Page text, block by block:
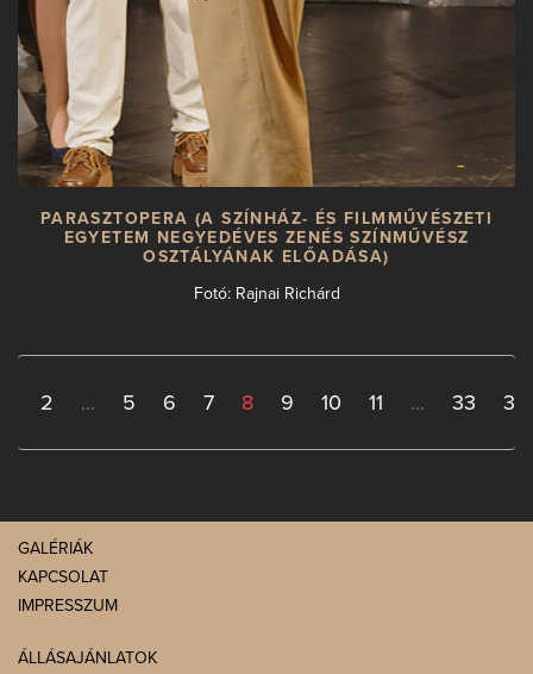
PARASZTOPERA (A SZÍNHÁZ- ÉS FILMMŰVÉSZETI
EGYETEM NEGYEDÉVES ZENÉS SZÍNMŰVÉSZ
OSZTÁLYÁNAK ELŐADÁSA)
Fotó: Rajnai Richárd
2 ... 5 6 7 8 9 10 11 ... 33 34
GALÉRIÁK
KAPCSOLAT
IMPRESSZUM
ÁLLÁSAJÁNLATOK